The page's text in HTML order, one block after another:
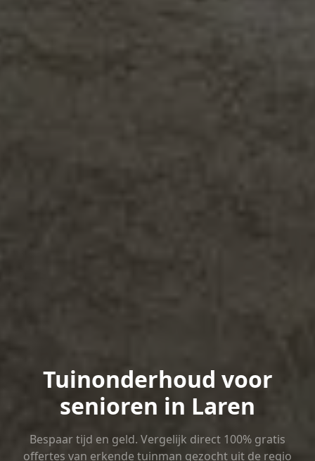
Tuinonderhoud voor
senioren in Laren
Bespaar tijd en geld. Vergelijk direct 100% gratis
offertes van erkende tuinman gezocht uit de regio